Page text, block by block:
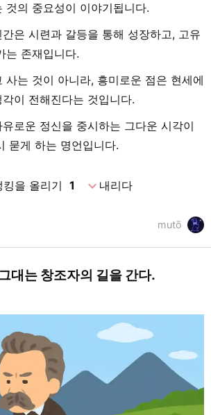
것의 중요성이 이야기됩니다.
은 시련과 갈등을 통해 성장하고, 고유
는 존재입니다.
사는 것이 아니라, 흥미로운 점은 현세에
이 전해진다는 것입니다.
로운 정신을 중시하는 그다운 시각이
묻게 하는 명언입니다.
킹을 올리기 1 expand_more내리다
mutō
대는 창조자의 길을 간다.